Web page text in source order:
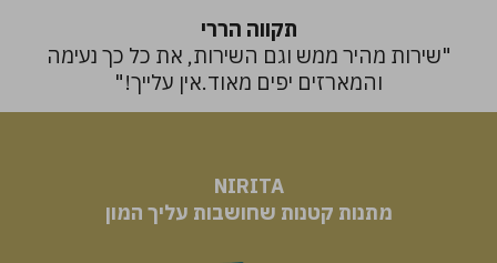
תקווה הררי
"שירות מהיר ממש וגם השירות, את כל כך נעימה
והמארזים יפים מאוד.אין עלייך!"
NIRITA
​​​​​​​מתנות קטנות שחושבות עליך המון